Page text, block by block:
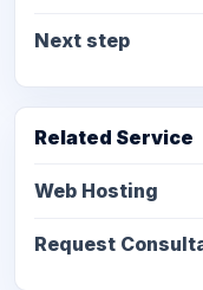
Next step
Related Service
Web Hosting
Request